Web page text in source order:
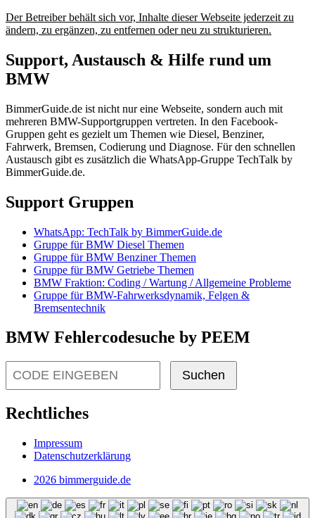
Der Betreiber behält sich vor, Inhalte dieser Webseite jederzeit zu
ändern, zu ergänzen, zu entfernen oder neu zu strukturieren.
Support, Austausch & Hilfe rund um
BMW
BimmerGuide.de ist nicht nur eine Webseite, sondern auch mit
mehreren BMW-Supportgruppen vertreten. In den Facebook-
Gruppen geht es gezielt um Themen wie Diesel, Benziner,
Fahrwerk, Bremsen, Codierung und Diagnose. Für den schnellen
Austausch gibt es zusätzlich die WhatsApp-Gruppe TechTalk by
BimmerGuide.de.
Support Gruppen
WhatsApp: TechTalk by BimmerGuide.de
Gruppe für BMW Diesel Themen
Gruppe für BMW Benziner Themen
Gruppe für BMW Getriebe Themen
BMW Fraktion: Coding / Wartung / Allgemeine Probleme
Gruppe für BMW-Fahrwerksdynamik, Felgen &
Bremsentechnik
BMW Fehlercodesuche by PEEM
Suchen
Rechtliches
Impressum
Datenschutzerklärung
2026 bimmerguide.de